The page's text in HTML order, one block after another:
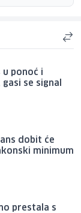
u ponoć i
se signal
dobit će
minimum
prestala s